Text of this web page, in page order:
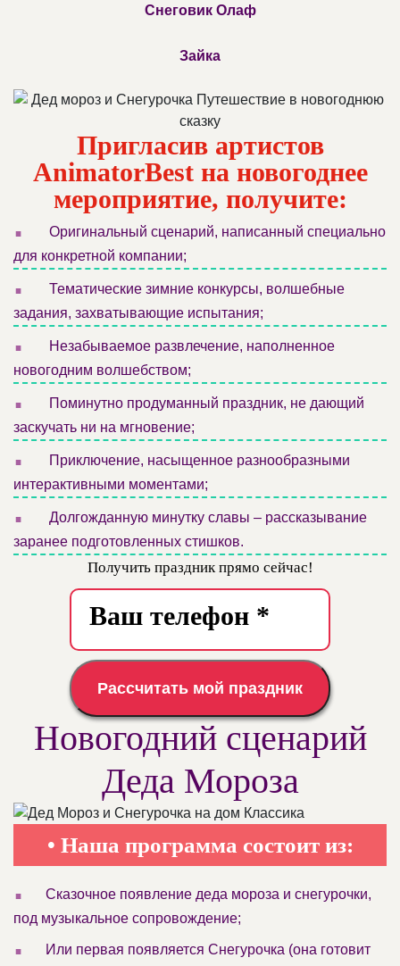
Снеговик Олаф
Зайка
Пригласив артистов
AnimatorBest на новогоднее
мероприятие, получите:
.
Оригинальный сценарий, написанный специально
для конкретной компании;
.
Тематические зимние конкурсы, волшебные
задания, захватывающие испытания;
.
Незабываемое развлечение, наполненное
новогодним волшебством;
.
Поминутно продуманный праздник, не дающий
заскучать ни на мгновение;
.
Приключение, насыщенное разнообразными
интерактивными моментами;
.
Долгожданную минутку славы – рассказывание
заранее подготовленных стишков.
Получить праздник прямо сейчас!
Рассчитать мой праздник
Новогодний сценарий
Деда Мороза
• Наша программа состоит из:
.
Сказочное появление деда мороза и снегурочки,
под музыкальное сопровождение;
. Или первая появляется Снегурочка (она готовит